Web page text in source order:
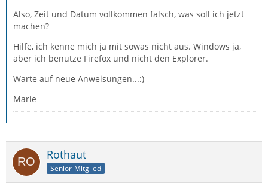
Also, Zeit und Datum vollkommen falsch, was soll ich jetzt
machen?
Hilfe, ich kenne mich ja mit sowas nicht aus. Windows ja,
aber ich benutze Firefox und nicht den Explorer.
Warte auf neue Anweisungen...:)
Marie
Rothaut
Senior-Mitglied